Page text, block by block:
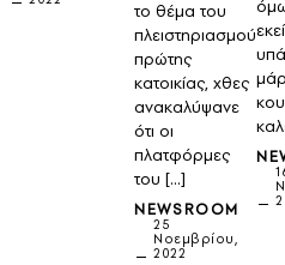
το θέμα του
πλειστηριασμού
πρώτης
κατοικίας, χθες
ανακαλύψανε
ότι οι
πλατφόρμες
του […]
NEWSROOM
25
Νοεμβρίου,
2022